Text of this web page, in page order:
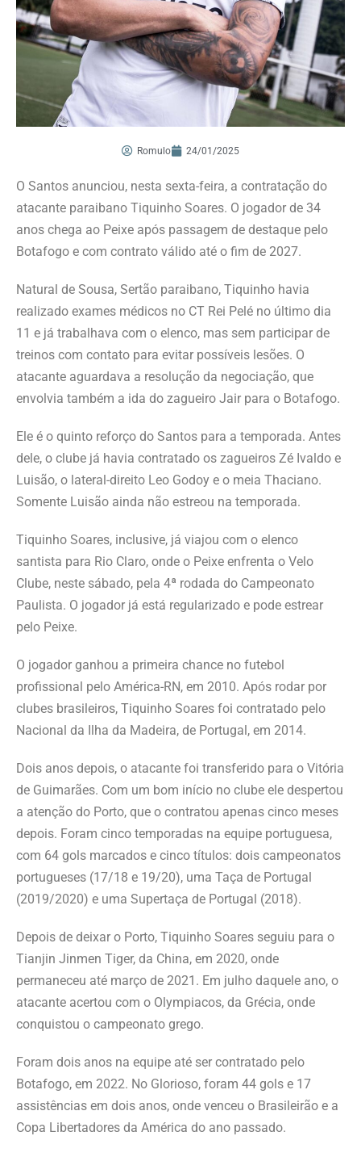
Romulo 24/01/2025
O Santos anunciou, nesta sexta-feira, a contratação do
atacante paraibano Tiquinho Soares. O jogador de 34
anos chega ao Peixe após passagem de destaque pelo
Botafogo e com contrato válido até o fim de 2027.
Natural de Sousa, Sertão paraibano, Tiquinho havia
realizado exames médicos no CT Rei Pelé no último dia
11 e já trabalhava com o elenco, mas sem participar de
treinos com contato para evitar possíveis lesões. O
atacante aguardava a resolução da negociação, que
envolvia também a ida do zagueiro Jair para o Botafogo.
Ele é o quinto reforço do Santos para a temporada. Antes
dele, o clube já havia contratado os zagueiros Zé Ivaldo e
Luisão, o lateral-direito Leo Godoy e o meia Thaciano.
Somente Luisão ainda não estreou na temporada.
Tiquinho Soares, inclusive, já viajou com o elenco
santista para Rio Claro, onde o Peixe enfrenta o Velo
Clube, neste sábado, pela 4ª rodada do Campeonato
Paulista. O jogador já está regularizado e pode estrear
pelo Peixe.
O jogador ganhou a primeira chance no futebol
profissional pelo América-RN, em 2010. Após rodar por
clubes brasileiros, Tiquinho Soares foi contratado pelo
Nacional da Ilha da Madeira, de Portugal, em 2014.
Dois anos depois, o atacante foi transferido para o Vitória
de Guimarães. Com um bom início no clube ele despertou
a atenção do Porto, que o contratou apenas cinco meses
depois. Foram cinco temporadas na equipe portuguesa,
com 64 gols marcados e cinco títulos: dois campeonatos
portugueses (17/18 e 19/20), uma Taça de Portugal
(2019/2020) e uma Supertaça de Portugal (2018).
Depois de deixar o Porto, Tiquinho Soares seguiu para o
Tianjin Jinmen Tiger, da China, em 2020, onde
permaneceu até março de 2021. Em julho daquele ano, o
atacante acertou com o Olympiacos, da Grécia, onde
conquistou o campeonato grego.
Foram dois anos na equipe até ser contratado pelo
Botafogo, em 2022. No Glorioso, foram 44 gols e 17
assistências em dois anos, onde venceu o Brasileirão e a
Copa Libertadores da América do ano passado.